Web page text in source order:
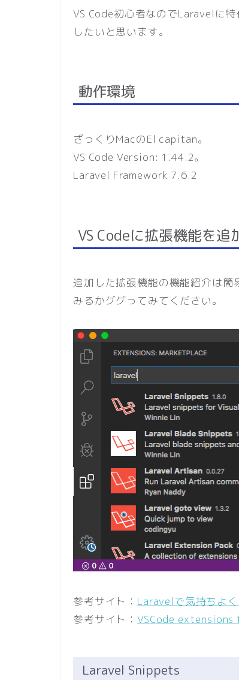
VS Code初心者なのでLaravelに
したいと思います。
動作環境
ざっくりMacのEl capitan。
VS Code Version: 1.44.2。
Laravel Framework 7.6.2
VS Codeに拡張機能を追
追加した拡張機能の機能紹介は
みるかググってみてください。
参考サイト： Laravelで気持ちよ
参考サイト：VSCode extensions
Laravel Snippets